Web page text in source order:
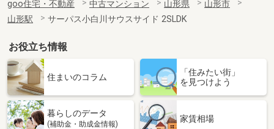
goo住宅・不動産 中古マンション 山形県
山形市
山形駅
サーパス小白川サウスサイド 2SLDK
お役立ち情報
住まいのコラム
「住みたい街」
を見つけよう
暮らしのデータ
(補助金・助成金情報)
家賃相場